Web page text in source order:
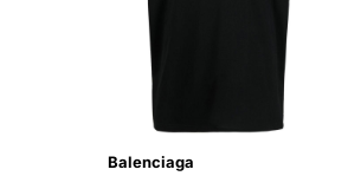
Balenciaga